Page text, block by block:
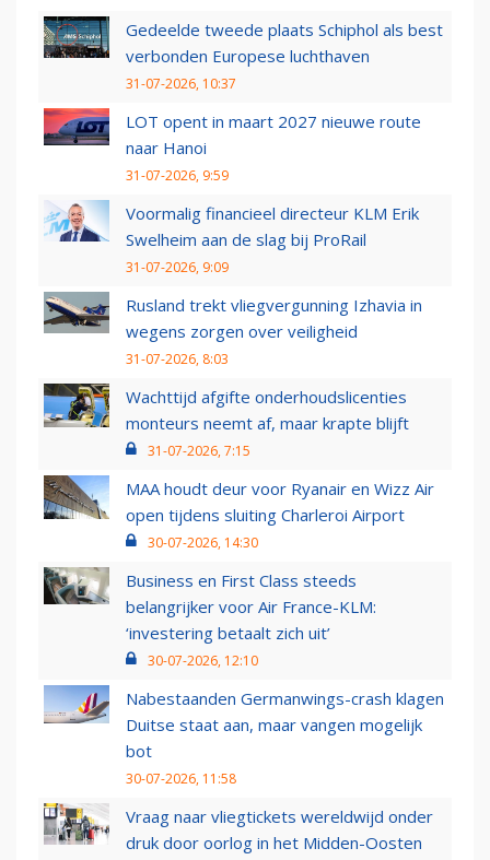
Gedeelde tweede plaats Schiphol als best
verbonden Europese luchthaven
31-07-2026, 10:37
LOT opent in maart 2027 nieuwe route
naar Hanoi
31-07-2026, 9:59
Voormalig financieel directeur KLM Erik
Swelheim aan de slag bij ProRail
31-07-2026, 9:09
Rusland trekt vliegvergunning Izhavia in
wegens zorgen over veiligheid
31-07-2026, 8:03
Wachttijd afgifte onderhoudslicenties
monteurs neemt af, maar krapte blijft
31-07-2026, 7:15
MAA houdt deur voor Ryanair en Wizz Air
open tijdens sluiting Charleroi Airport
30-07-2026, 14:30
Business en First Class steeds
belangrijker voor Air France-KLM:
‘investering betaalt zich uit’
30-07-2026, 12:10
Nabestaanden Germanwings-crash klagen
Duitse staat aan, maar vangen mogelijk
bot
30-07-2026, 11:58
Vraag naar vliegtickets wereldwijd onder
druk door oorlog in het Midden-Oosten